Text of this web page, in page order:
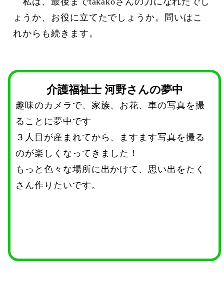
ょうか、お役に立てたでしょうか。問いはこ
れからも続きます。
介護福祉士 河野さんの夢中
趣味のカメラで、家族、お花、車の写真を撮
ることに夢中です
３人目が産まれてから、ますます写真を撮る
のが楽しくなってきました！
もっと色々な場所に出かけて、思い出をたく
さん作りたいです。